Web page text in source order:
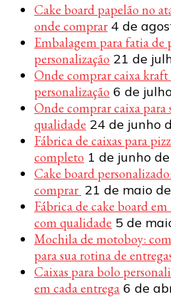
Cake board papelão no
onde comprar 4 de
Embalagem para fatia de
personalização 21 de
Onde comprar caixa kraft
personalização 6 de
Onde comprar caixa para
qualidade 24 de junho
Fábrica de caixas para
completo 1 de junho
Cake board
comprar 21 de maio
Fábrica de cake board
com qualidade 5 de
Mochila de motoboy:
para sua rotina de
Caixas para bolo
em cada entrega 6 de